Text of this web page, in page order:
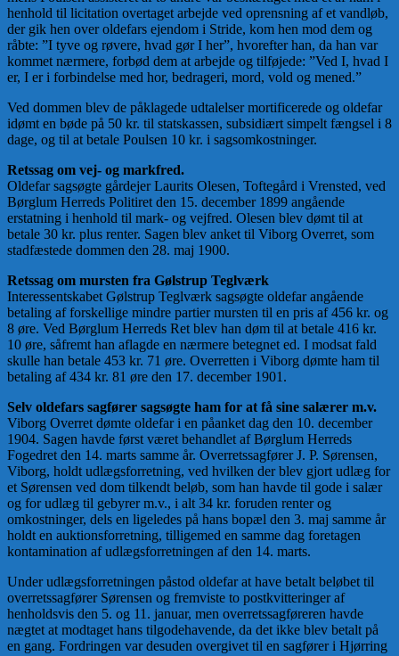
henhold til licitation overtaget arbejde ved oprensning af et vandløb,
der gik hen over oldefars ejendom i Stride, kom hen mod dem og
råbte: ”I tyve og røvere, hvad gør I her”, hvorefter han, da han var
kommet nærmere, forbød dem at arbejde og tilføjede: ”Ved I, hvad I
er, I er i forbindelse med hor, bedrageri, mord, vold og mened.”
Ved dommen blev de påklagede udtalelser mortificerede og oldefar
idømt en bøde på 50 kr. til statskassen, subsidiært simpelt fængsel i 8
dage, og til at betale Poulsen 10 kr. i sagsomkostninger.
Retssag om vej- og markfred.
Oldefar sagsøgte gårdejer Laurits Olesen, Toftegård i Vrensted, ved
Børglum Herreds Politiret den 15. december 1899 angående
erstatning i henhold til mark- og vejfred. Olesen blev dømt til at
betale 30 kr. plus renter. Sagen blev anket til Viborg Overret, som
stadfæstede dommen den 28. maj 1900.
Retssag om mursten fra Gølstrup Teglværk
Interessentskabet Gølstrup Teglværk sagsøgte oldefar angående
betaling af forskellige mindre partier mursten til en pris af 456 kr. og
8 øre. Ved Børglum Herreds Ret blev han døm til at betale 416 kr.
10 øre, såfremt han aflagde en nærmere betegnet ed. I modsat fald
skulle han betale 453 kr. 71 øre. Overretten i Viborg dømte ham til
betaling af 434 kr. 81 øre den 17. december 1901.
Selv oldefars sagfører sagsøgte ham for at få sine salærer m.v.
Viborg Overret dømte oldefar i en påanket dag den 10. december
1904. Sagen havde først været behandlet af Børglum Herreds
Fogedret den 14. marts samme år. Overretssagfører J. P. Sørensen,
Viborg, holdt udlægsforretning, ved hvilken der blev gjort udlæg for
et Sørensen ved dom tilkendt beløb, som han havde til gode i salær
og for udlæg til gebyrer m.v., i alt 34 kr. foruden renter og
omkostninger, dels en ligeledes på hans bopæl den 3. maj samme år
holdt en auktionsforretning, tilligemed en samme dag foretagen
kontamination af udlægsforretningen af den 14. marts.
Under udlægsforretningen påstod oldefar at have betalt beløbet til
overretssagfører Sørensen og fremviste to postkvitteringer af
henholdsvis den 5. og 11. januar, men overretssagføreren havde
nægtet at modtaget hans tilgodehavende, da det ikke blev betalt på
en gang. Fordringen var desuden overgivet til en sagfører i Hjørring